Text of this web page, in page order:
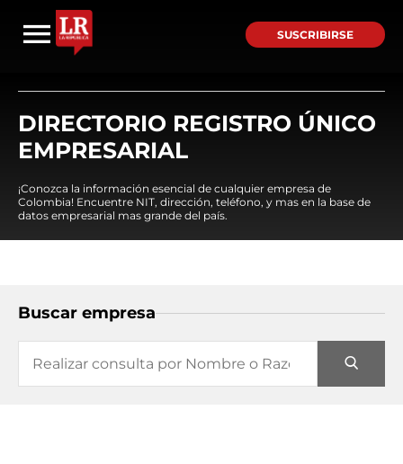
SUSCRIBIRSE
DIRECTORIO REGISTRO ÚNICO
EMPRESARIAL
¡Conozca la información esencial de cualquier empresa de
Colombia! Encuentre NIT, dirección, teléfono, y mas en la base de
datos empresarial mas grande del país.
Buscar empresa